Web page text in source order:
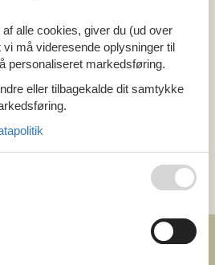
alle cookies, giver du (ud over
må videresende oplysninger til
personaliseret markedsføring.
eller tilbagekalde dit samtykke